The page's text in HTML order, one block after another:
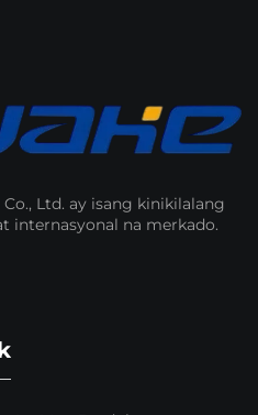
Ltd. ay isang kinikilalang
internasyonal na merkado.